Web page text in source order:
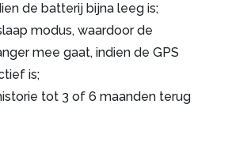
de batterij bijna leeg is;
modus, waardoor de
mee gaat, indien de GPS
is;
tot 3 of 6 maanden terug